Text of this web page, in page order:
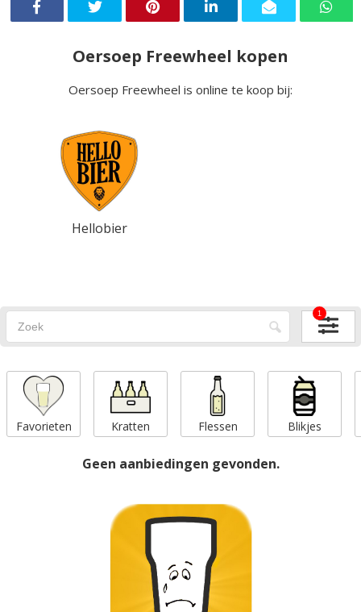
Oersoep Freewheel kopen
Oersoep Freewheel is online te koop bij:
Hellobier
1
Favorieten Kratten Flessen Blikjes
Geen aanbiedingen gevonden.